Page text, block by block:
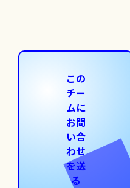
この
チー
ムに
お問
い合
わせ
を送
る